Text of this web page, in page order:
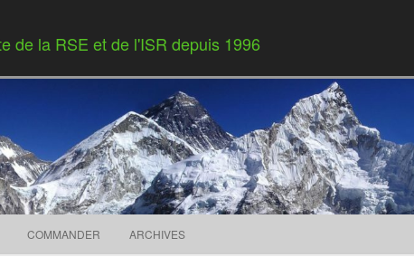
de la RSE et de l'ISR depuis 1996
COMMANDER ARCHIVES